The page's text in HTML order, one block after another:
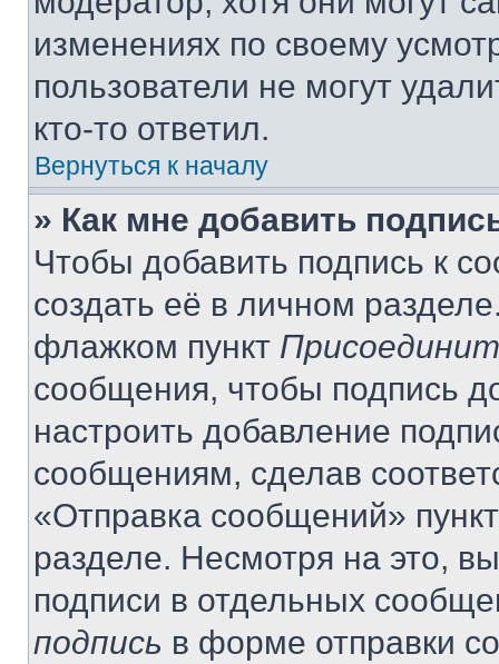
изменениях по своему
пользователи не могут
кто-то ответил.
Вернуться к началу
» Как мне добавить
Чтобы добавить подпись к
создать её в личном
флажком пункт
сообщения, чтобы подпись
настроить добавление
сообщениям, сделав
«Отправка сообщений»
разделе. Несмотря на это,
подписи в отдельных
подпись в форме отправки